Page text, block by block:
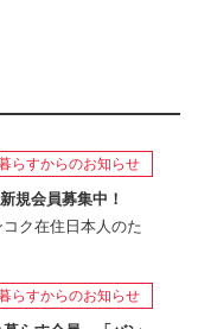
らすからのお知らせ
規会員募集中！
ク在住日本人のた
らすからのお知らせ